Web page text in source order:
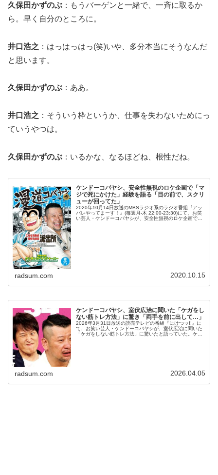
久保田かずのぶ ：もうバーゲンと一緒で、一斉に取るか
ら。早く自分のところに。
井口浩之 ：はっはっはっ(笑)いや、多分本当にそうなんだ
と思います。
久保田かずのぶ ：ああ。
井口浩之 ：そういう枠というか、仕事を失わないためにっ
ていうやつは。
久保田かずのぶ ：いるかな、なるほどね、根性だね。
ケンドーコバヤシ、安全性無視のロケ企画で「マ
ジで死にかけた」経験を語る「目の前で、スクリ
ューが回ってた」
2020年10月14日放送のMBSラジオ系のラジオ番組『アッ
パレやってまーす！』(毎週月-木 22:00-23:30)にて、お笑
い芸人・ケンドーコバヤシが、安全性無視のロケ企画で
radsum.com 2020.10.15
ケンドーコバヤシ、室伏広治に聞いた「ケガをし
ない筋トレ方法」に驚き「両手を前に出して…」
2026年3月31日放送の読売テレビの番組『にけつッ!!』に
て、お笑い芸人・ケンドーコバヤシが、室伏広治に聞いた
「ケガをしない筋トレ方法」に驚いたと語っていた。ケン
radsum.com 2026.04.05